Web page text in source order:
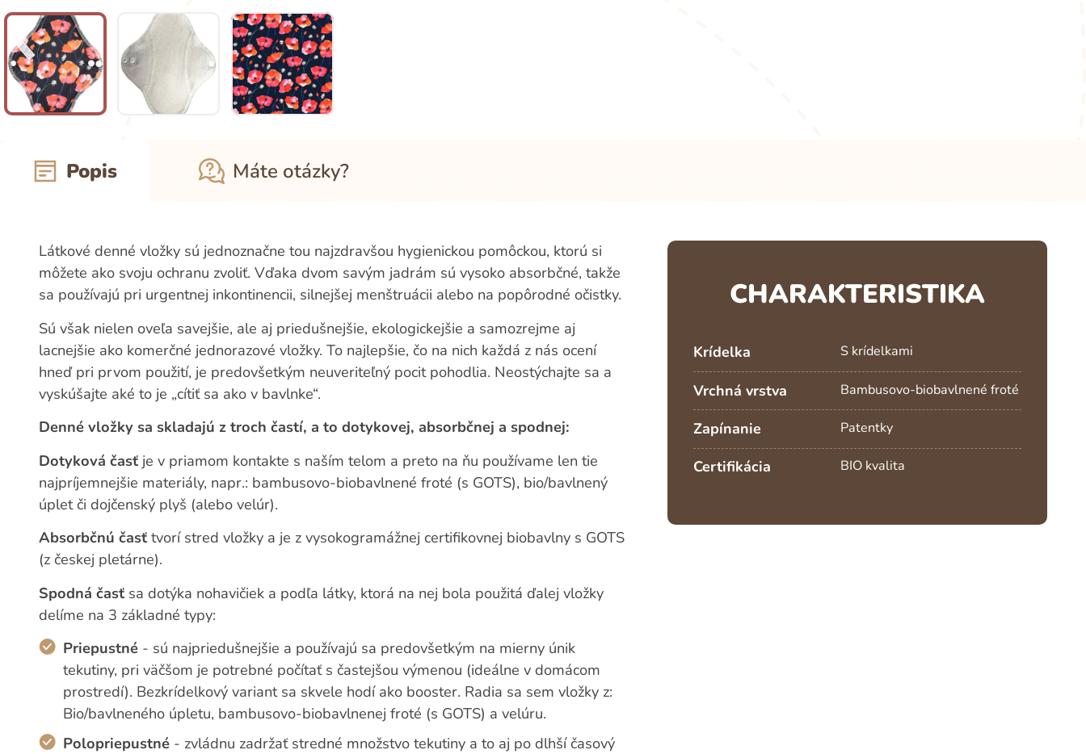
Popis Máte otázky?
Látkové denné vložky sú jednoznačne tou najzdravšou hygienickou pomôckou, ktorú si
môžete ako svoju ochranu zvoliť. Vďaka dvom savým jadrám sú vysoko absorbčné, takže
sa používajú pri urgentnej inkontinencii, silnejšej menštruácii alebo na popôrodné očistky.
Sú však nielen oveľa savejšie, ale aj priedušnejšie, ekologickejšie a samozrejme aj
lacnejšie ako komerčné jednorazové vložky. To najlepšie, čo na nich každá z nás ocení
hneď pri prvom použití, je predovšetkým neuveriteľný pocit pohodlia. Neostýchajte sa a
vyskúšajte aké to je „cítiť sa ako v bavlnke“.
Denné vložky sa skladajú z troch častí, a to dotykovej, absorbčnej a spodnej:
Dotyková časť je v priamom kontakte s naším telom a preto na ňu používame len tie
najpríjemnejšie materiály, napr.: bambusovo-biobavlnené froté (s GOTS), bio/bavlnený
úplet či dojčenský plyš (alebo velúr).
Absorbčnú časť tvorí stred vložky a je z vysokogramážnej certifikovnej biobavlny s GOTS
(z českej pletárne).
Spodná časť sa dotýka nohavičiek a podľa látky, ktorá na nej bola použitá ďalej vložky
delíme na 3 základné typy:
Priepustné - sú najpriedušnejšie a používajú sa predovšetkým na mierny únik
tekutiny, pri väčšom je potrebné počítať s častejšou výmenou (ideálne v domácom
prostredí). Bezkrídelkový variant sa skvele hodí ako booster. Radia sa sem vložky z:
Bio/bavlneného úpletu, bambusovo-biobavlnenej froté (s GOTS) a velúru.
Polopriepustné - zvládnu zadržať stredné množstvo tekutiny a to aj po dlhší časový
CHARAKTERISTIKA
Krídelka S krídelkami
Vrchná vrstva Bambusovo-biobavlnené froté
Zapínanie Patentky
Certifikácia BIO kvalita